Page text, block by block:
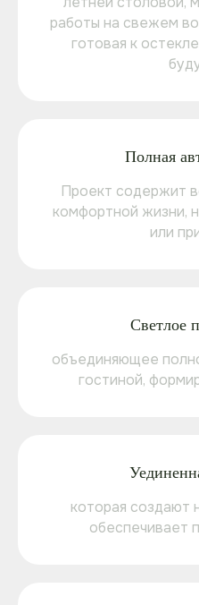
работы на свежем
готовая к
Полная
Проект содержит
комфортной жизни,
или
Светлое
объединяющее
гостиной,
которая создают
обеспечивает